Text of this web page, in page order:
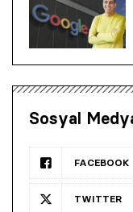
Sosyal
FACEBOOK
TWITTER